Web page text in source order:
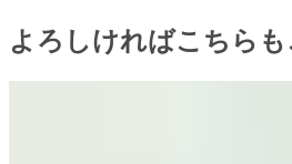
よろしければこちら